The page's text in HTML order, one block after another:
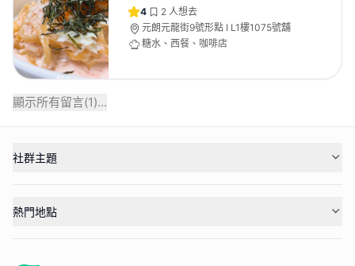
4 2 人想去
元朗元龍街9號形點 I L1樓1075號舖
糖水、西餐、咖啡店
顯示所有留言(1)...
社群主題
熱門地點